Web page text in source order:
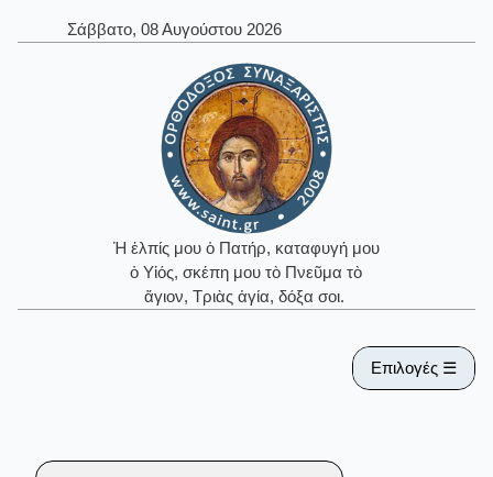
Σάββατο, 08 Αυγούστου 2026
Ἡ ἐλπίς μου ὁ Πατήρ, καταφυγή μου
ὁ Υἱός, σκέπη μου τὸ Πνεῦμα τὸ
ἅγιον, Τριὰς ἁγία, δόξα σοι.
Επιλογές ☰